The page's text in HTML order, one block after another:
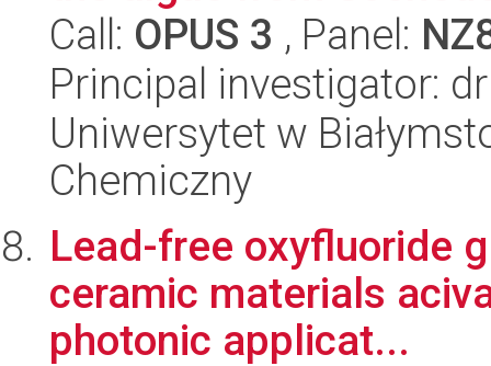
Call: OPUS 3 , Panel:
Principal investigator:
Uniwersytet w
Chemiczny
Lead-free oxyfluoride
ceramic materials
photonic applicat...